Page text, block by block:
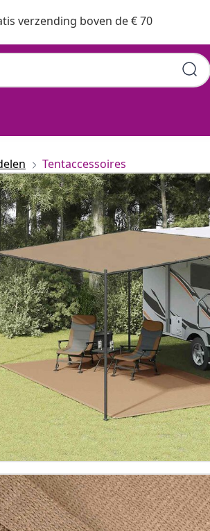
verzending boven de € 70
Tentaccessoires